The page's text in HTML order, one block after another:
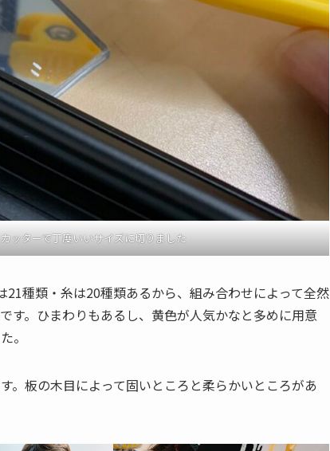
ッターで丁度いいサイズに切りました
種類・糸は20種類あるから、組み合わせによって全然
す。ひまわりもあるし、黄色が人気かなと多めに用意
。
。板の木目によって固いところと柔らかいところがあ